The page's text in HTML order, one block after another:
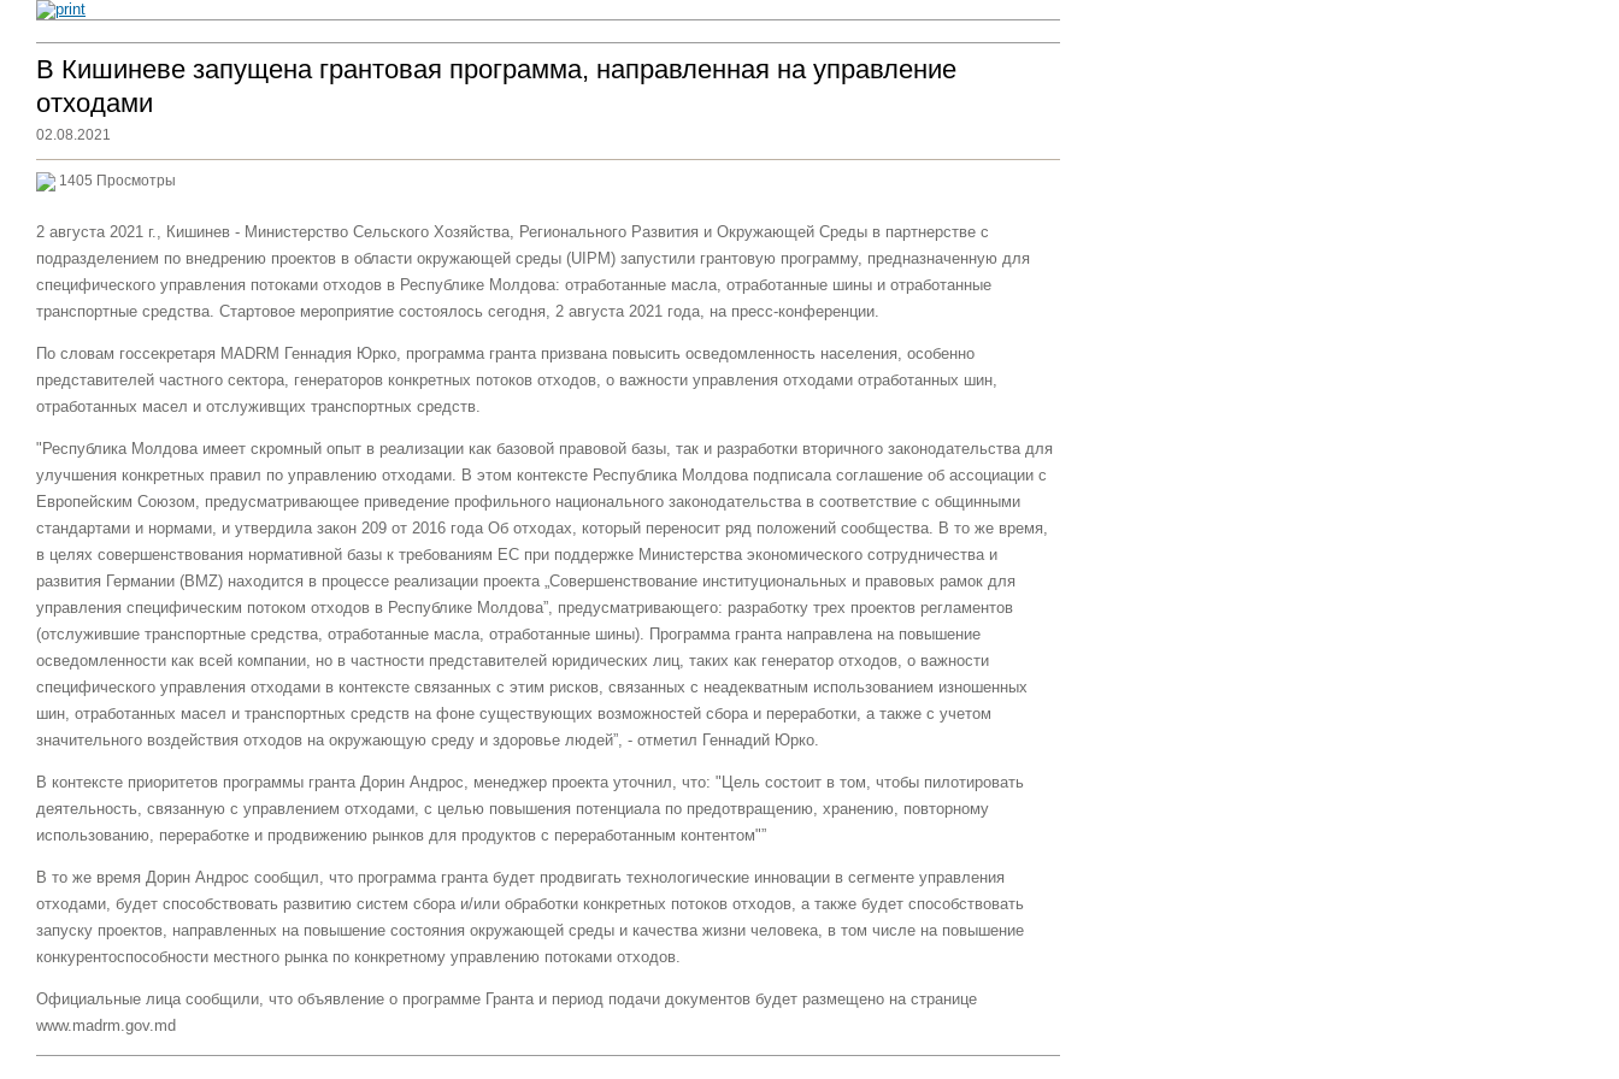
В Кишиневе запущена грантовая программа, направленная на управление
отходами
02.08.2021
1405 Просмотры
2 августа 2021 г., Кишинев - Министерство Cельского Хозяйства, Регионального Развития и Окружающей Среды в партнерстве с
подразделением по внедрению проектов в области окружающей среды (UIPM) запустили грантовую программу, предназначенную для
специфического управления потоками отходов в Республике Молдова: отработанные масла, отработанные шины и отработанные
транспортные средства. Стартовое мероприятие состоялось сегодня, 2 августа 2021 года, на пресс-конференции.
По словам госсекретаря MADRM Геннадия Юрко, программа гранта призвана повысить осведомленность населения, особенно
представителей частного сектора, генераторов конкретных потоков отходов, о важности управления отходами отработанных шин,
отработанных масел и отслуживщих транспортных средств.
"Республика Молдова имеет скромный опыт в реализации как базовой правовой базы, так и разработки вторичного законодательства для
улучшения конкретных правил по управлению отходами. В этом контексте Республика Молдова подписала соглашение об ассоциации с
Европейским Союзом, предусматривающее приведение профильного национального законодательства в соответствие с общинными
стандартами и нормами, и утвердила закон 209 от 2016 года Об отходах, который переносит ряд положений сообщества. В то же время,
в целях совершенствования нормативной базы к требованиям ЕС при поддержке Министерства экономического сотрудничества и
развития Германии (BMZ) находится в процессе реализации проекта „Совершенствование институциональных и правовых рамок для
управления специфическим потоком отходов в Республике Молдова”, предусматривающего: разработку трех проектов регламентов
(отслужившие транспортные средства, отработанные масла, отработанные шины). Программа гранта направлена на повышение
осведомленности как всей компании, но в частности представителей юридических лиц, таких как генератор отходов, о важности
специфического управления отходами в контексте связанных с этим рисков, связанных с неадекватным использованием изношенных
шин, отработанных масел и транспортных средств на фоне существующих возможностей сбора и переработки, а также с учетом
значительного воздействия отходов на окружающую среду и здоровье людей”, - отметил Геннадий Юрко.
В контексте приоритетов программы гранта Дорин Андрос, менеджер проекта уточнил, что: "Цель состоит в том, чтобы пилотировать
деятельность, связанную с управлением отходами, с целью повышения потенциала по предотвращению, хранению, повторному
использованию, переработке и продвижению рынков для продуктов с переработанным контентом"”
В то же время Дорин Андрос сообщил, что программа гранта будет продвигать технологические инновации в сегменте управления
отходами, будет способствовать развитию систем сбора и/или обработки конкретных потоков отходов, а также будет способствовать
запуску проектов, направленных на повышение состояния окружающей среды и качества жизни человека, в том числе на повышение
конкурентоспособности местного рынка по конкретному управлению потоками отходов.
Официальные лица сообщили, что объявление о программе Гранта и период подачи документов будет размещено на странице
www.madrm.gov.md